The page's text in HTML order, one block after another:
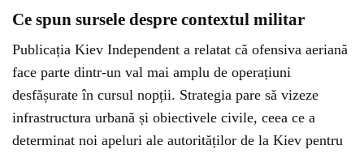
Ce spun sursele despre contextul militar
Publicația Kiev Independent a relatat că ofensiva aeriană
face parte dintr-un val mai amplu de operațiuni
desfășurate în cursul nopții. Strategia pare să vizeze
infrastructura urbană și obiectivele civile, ceea ce a
determinat noi apeluri ale autorităților de la Kiev pentru